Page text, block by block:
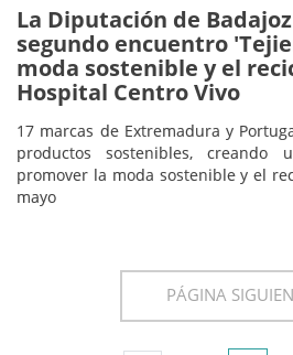
La Diputación de
segundo encuentro
moda sostenible y el
Hospital Centro Vivo
17 marcas de Extremadura y
productos sostenibles, creando
promover la moda sostenible y el
mayo
PÁGINA